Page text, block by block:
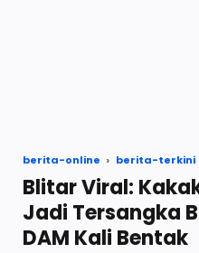
berita-online berita-terkini
Blitar Viral:
Jadi Tersangka
DAM Kali Bentak